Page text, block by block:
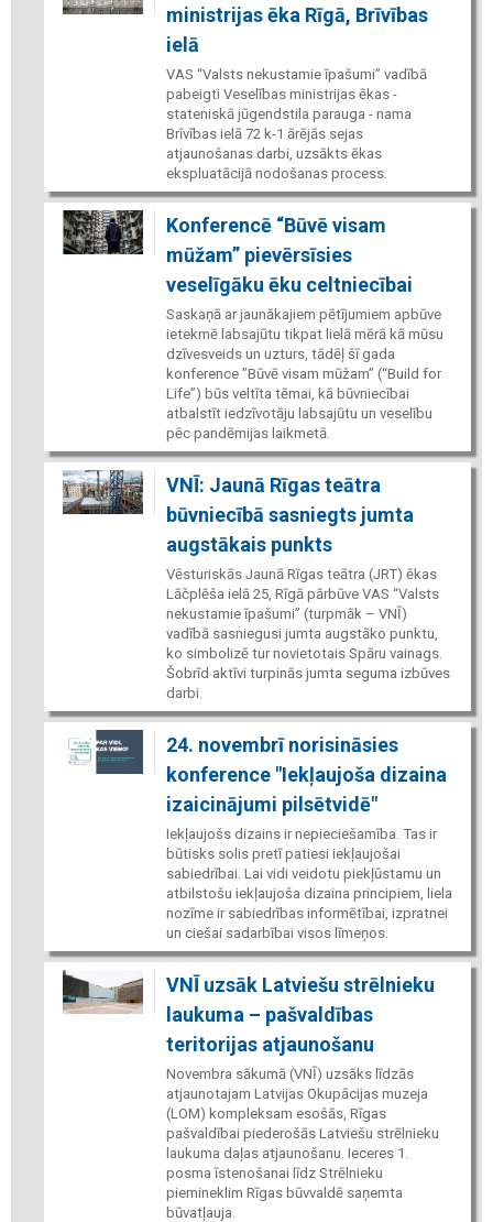
ministrijas ēka Rīgā, Brīvības
ielā
VAS “Valsts nekustamie īpašumi” vadībā
pabeigti Veselības ministrijas ēkas -
stateniskā jūgendstila parauga - nama
Brīvības ielā 72 k-1 ārējās sejas
atjaunošanas darbi, uzsākts ēkas
ekspluatācijā nodošanas process.
Konferencē “Būvē visam
mūžam” pievērsīsies
veselīgāku ēku celtniecībai
Saskaņā ar jaunākajiem pētījumiem apbūve
ietekmē labsajūtu tikpat lielā mērā kā mūsu
dzīvesveids un uzturs, tādēļ šī gada
konference ”Būvē visam mūžam” (“Build for
Life”) būs veltīta tēmai, kā būvniecībai
atbalstīt iedzīvotāju labsajūtu un veselību
pēc pandēmijas laikmetā.
VNĪ: Jaunā Rīgas teātra
būvniecībā sasniegts jumta
augstākais punkts
Vēsturiskās Jaunā Rīgas teātra (JRT) ēkas
Lāčplēša ielā 25, Rīgā pārbūve VAS “Valsts
nekustamie īpašumi” (turpmāk – VNĪ)
vadībā sasniegusi jumta augstāko punktu,
ko simbolizē tur novietotais Spāru vainags.
Šobrīd aktīvi turpinās jumta seguma izbūves
darbi.
24. novembrī norisināsies
konference "Iekļaujoša dizaina
izaicinājumi pilsētvidē"
Iekļaujošs dizains ir nepieciešamība. Tas ir
būtisks solis pretī patiesi iekļaujošai
sabiedrībai. Lai vidi veidotu piekļūstamu un
atbilstošu iekļaujoša dizaina principiem, liela
nozīme ir sabiedrības informētībai, izpratnei
un ciešai sadarbībai visos līmeņos.
VNĪ uzsāk Latviešu strēlnieku
laukuma – pašvaldības
teritorijas atjaunošanu
Novembra sākumā (VNĪ) uzsāks līdzās
atjaunotajam Latvijas Okupācijas muzeja
(LOM) kompleksam esošās, Rīgas
pašvaldībai piederošās Latviešu strēlnieku
laukuma daļas atjaunošanu. Ieceres 1.
posma īstenošanai līdz Strēlnieku
piemineklim Rīgas būvvaldē saņemta
būvatļauja.